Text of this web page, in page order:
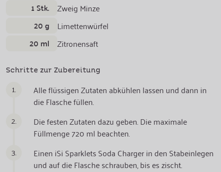
1 Stk. Zweig Minze
20 g Limettenwürfel
20 ml Zitronensaft
Schritte zur Zubereitung
1.
Alle flüssigen Zutaten abkühlen lassen und dann in
die Flasche füllen.
2.
Die festen Zutaten dazu geben. Die maximale
Füllmenge 720 ml beachten.
3.
Einen iSi Sparklets Soda Charger in den Stabeinlegen
und auf die Flasche schrauben, bis es zischt.